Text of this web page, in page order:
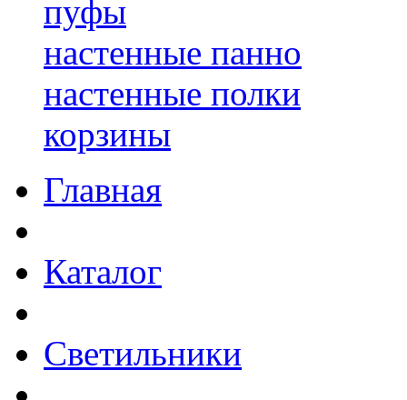
пуфы
настенные панно
настенные полки
корзины
Главная
Каталог
Светильники